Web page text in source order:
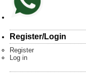
Register/Login
Register
Log in